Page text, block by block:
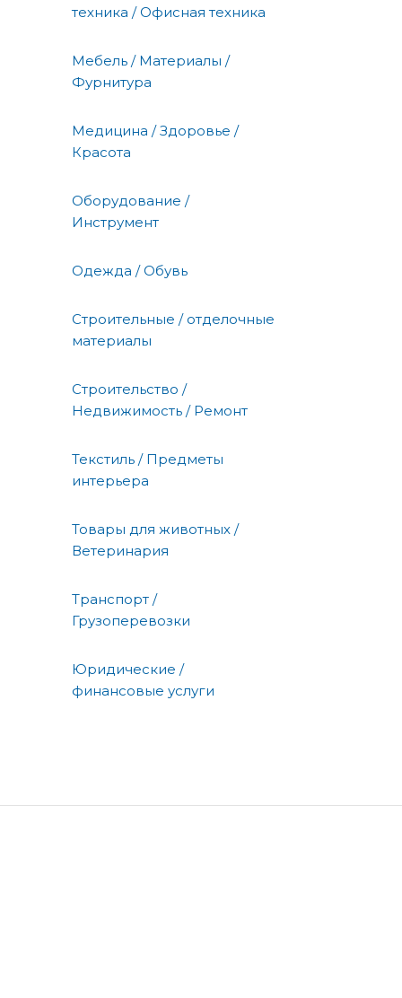
техника / Офисная техника
Мебель / Материалы /
Фурнитура
Медицина / Здоровье /
Красота
Оборудование /
Инструмент
Одежда / Обувь
Строительные / отделочные
материалы
Строительство /
Недвижимость / Ремонт
Текстиль / Предметы
интерьера
Товары для животных /
Ветеринария
Транспорт /
Грузоперевозки
Юридические /
финансовые услуги